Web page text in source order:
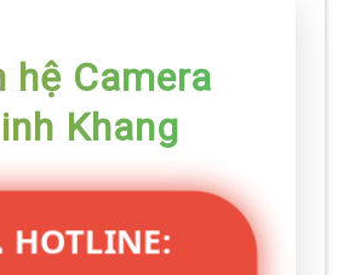
hệ Camera
Khang
HOTLINE: